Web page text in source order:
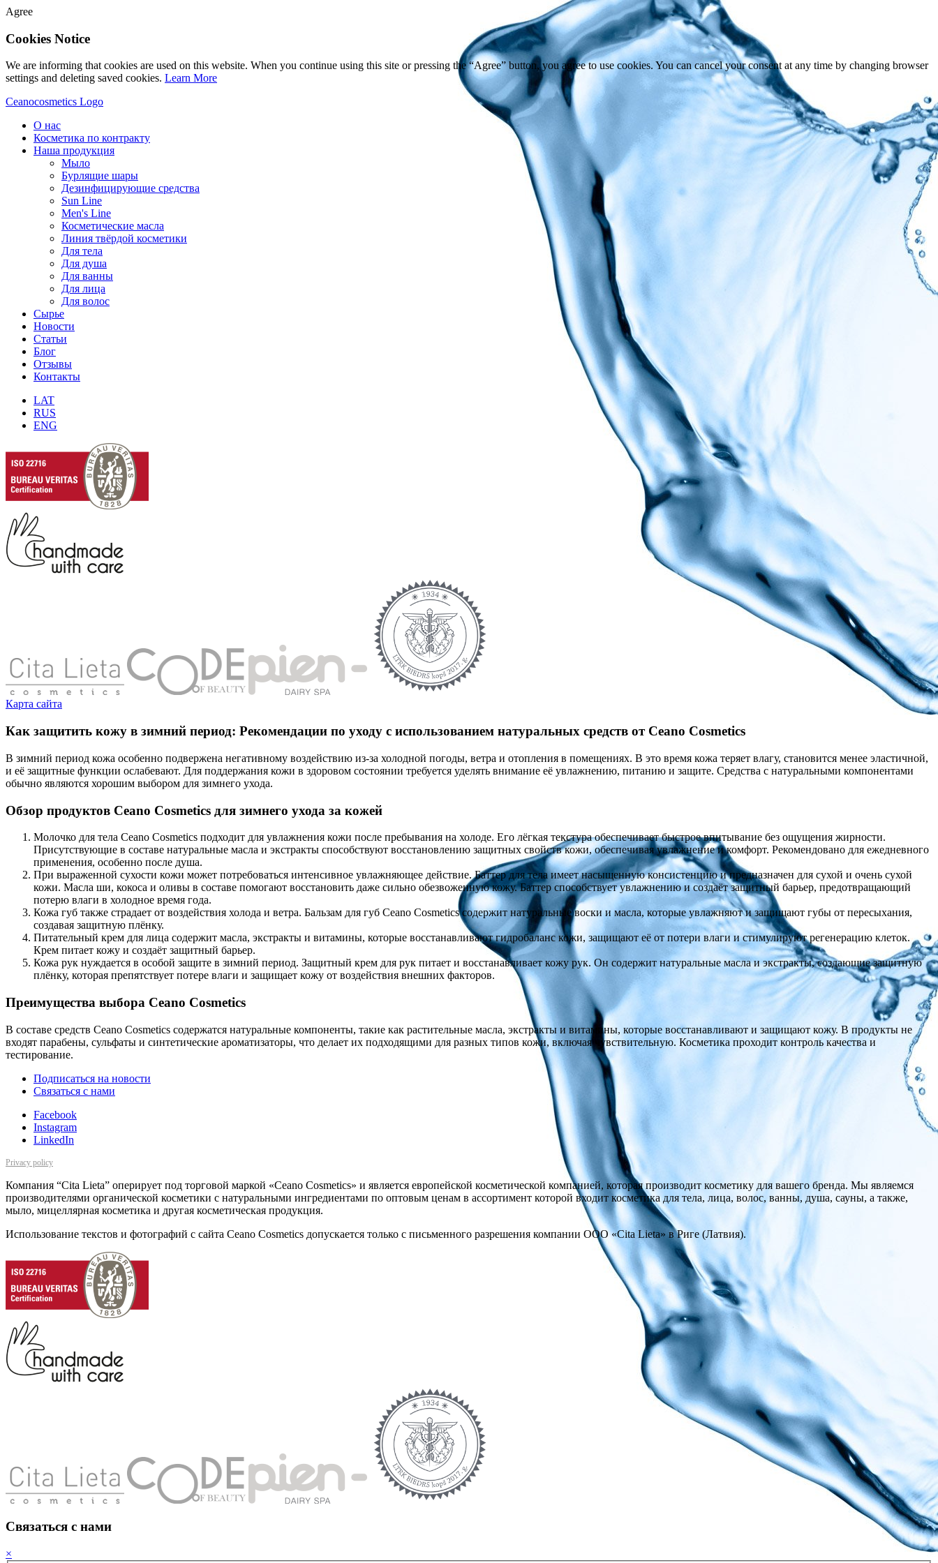
Agree
Cookies Notice
We are informing that cookies are used on this website. When you continue using this site or pressing the “Agree” button, you agree to use cookies. You can cancel your consent at any time by changing browser
settings and deleting saved cookies. Learn More
Ceanocosmetics Logo
О нас
Косметика по контракту
Наша продукция
Мыло
Бурлящие шары
Дезинфицирующие средства
Sun Line
Men's Line
Косметические масла
Линия твёрдой косметики
Для тела
Для душа
Для ванны
Для лица
Для волос
Сырье
Новости
Статьи
Блог
Отзывы
Контакты
LAT
RUS
ENG
Карта сайта
Как защитить кожу в зимний период: Рекомендации по уходу с использованием натуральных средств от Ceano Cosmetics
В зимний период кожа особенно подвержена негативному воздействию из-за холодной погоды, ветра и отопления в помещениях. В это время кожа теряет влагу, становится менее эластичной,
и её защитные функции ослабевают. Для поддержания кожи в здоровом состоянии требуется уделять внимание её увлажнению, питанию и защите. Средства с натуральными компонентами
обычно являются хорошим выбором для зимнего ухода.
Обзор продуктов Ceano Cosmetics для зимнего ухода за кожей
Молочко для тела Ceano Cosmetics подходит для увлажнения кожи после пребывания на холоде. Его лёгкая текстура обеспечивает быстрое впитывание без ощущения жирности.
Присутствующие в составе натуральные масла и экстракты способствуют восстановлению защитных свойств кожи, обеспечивая увлажнение и комфорт. Рекомендовано для ежедневного
применения, особенно после душа.
При выраженной сухости кожи может потребоваться интенсивное увлажняющее действие. Баттер для тела имеет насыщенную консистенцию и предназначен для сухой и очень сухой
кожи. Масла ши, кокоса и оливы в составе помогают восстановить даже сильно обезвоженную кожу. Баттер способствует увлажнению и создаёт защитный барьер, предотвращающий
потерю влаги в холодное время года.
Кожа губ также страдает от воздействия холода и ветра. Бальзам для губ Ceano Cosmetics содержит натуральные воски и масла, которые увлажняют и защищают губы от пересыхания,
создавая защитную плёнку.
Питательный крем для лица содержит масла, экстракты и витамины, которые восстанавливают гидробаланс кожи, защищают её от потери влаги и стимулируют регенерацию клеток.
Крем питает кожу и создаёт защитный барьер.
Кожа рук нуждается в особой защите в зимний период. Защитный крем для рук питает и восстанавливает кожу рук. Он содержит натуральные масла и экстракты, создающие защитную
плёнку, которая препятствует потере влаги и защищает кожу от воздействия внешних факторов.
Преимущества выбора Ceano Cosmetics
В составе средств Ceano Cosmetics содержатся натуральные компоненты, такие как растительные масла, экстракты и витамины, которые восстанавливают и защищают кожу. В продукты не
входят парабены, сульфаты и синтетические ароматизаторы, что делает их подходящими для разных типов кожи, включая чувствительную. Косметика проходит контроль качества и
тестирование.
Подписаться на новости
Cвязаться с нами
Facebook
Instagram
LinkedIn
Privacy policy
Компания “Cita Lieta” оперирует под торговой маркой «Ceano Cosmetics» и является европейской косметической компанией, которая производит косметику для вашего бренда. Мы являемся
производителями органической косметики с натуральными ингредиентами по оптовым ценам в ассортимент которой входит косметика для тела, лица, волос, ванны, душа, сауны, а также,
мыло, мицеллярная косметика и другая косметическая продукция.
Использование текстов и фотографий с сайта Ceano Cosmetics допускается только с письменного разрешения компании ООО «Cita Lieta» в Риге (Латвия).
Cвязаться с нами
×